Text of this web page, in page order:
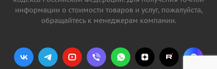
информации о стоимости товаров и услуг, пожалуйста,
обращайтесь к менеджерам компании.